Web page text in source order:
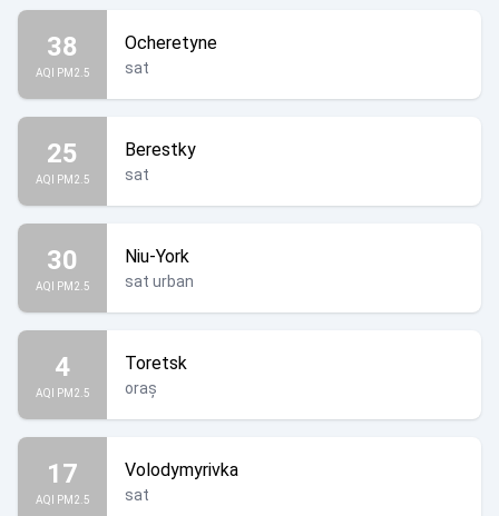
38
AQI PM2.5
Ocheretyne
sat
25
AQI PM2.5
Berestky
sat
30
AQI PM2.5
Niu-York
sat urban
4
AQI PM2.5
Toretsk
oraș
17
AQI PM2.5
Volodymyrivka
sat